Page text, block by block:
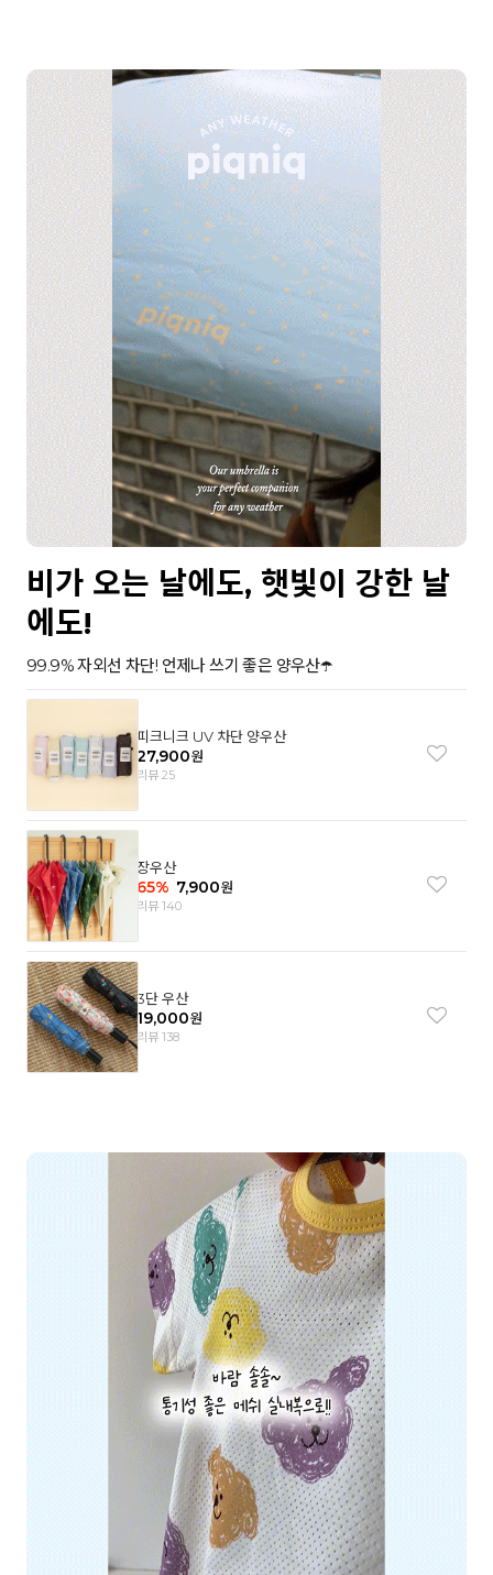
비가 오는 날에도, 햇빛이 강한 날
에도!
99.9% 자외선 차단! 언제나 쓰기 좋은 양우산☂️
피크니크 UV 차단 양우산
27,900원
리뷰 25
장우산
65% 7,900원
리뷰 140
3단 우산
19,000원
리뷰 138